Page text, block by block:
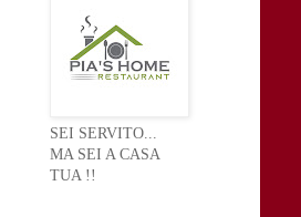
SEI SERVITO...
MA SEI A CASA
TUA !!